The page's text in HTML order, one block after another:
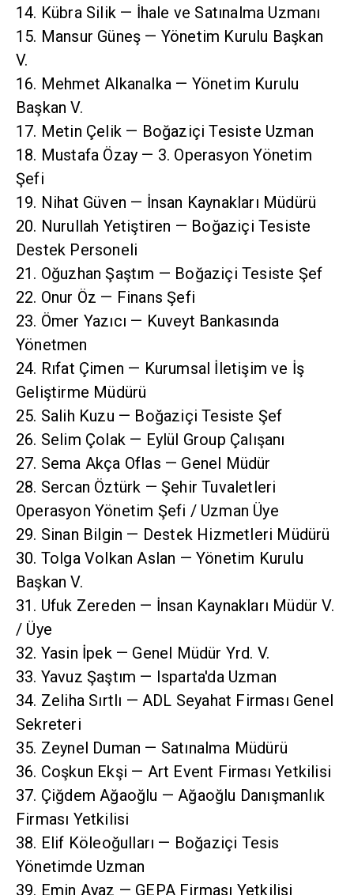
14. Kübra Silik — İhale ve Satınalma Uzmanı
15. Mansur Güneş — Yönetim Kurulu Başkan
V.
16. Mehmet Alkanalka — Yönetim Kurulu
Başkan V.
17. Metin Çelik — Boğaziçi Tesiste Uzman
18. Mustafa Özay — 3. Operasyon Yönetim
Şefi
19. Nihat Güven — İnsan Kaynakları Müdürü
20. Nurullah Yetiştiren — Boğaziçi Tesiste
Destek Personeli
21. Oğuzhan Şaştım — Boğaziçi Tesiste Şef
22. Onur Öz — Finans Şefi
23. Ömer Yazıcı — Kuveyt Bankasında
Yönetmen
24. Rıfat Çimen — Kurumsal İletişim ve İş
Geliştirme Müdürü
25. Salih Kuzu — Boğaziçi Tesiste Şef
26. Selim Çolak — Eylül Group Çalışanı
27. Sema Akça Oflas — Genel Müdür
28. Sercan Öztürk — Şehir Tuvaletleri
Operasyon Yönetim Şefi / Uzman Üye
29. Sinan Bilgin — Destek Hizmetleri Müdürü
30. Tolga Volkan Aslan — Yönetim Kurulu
Başkan V.
31. Ufuk Zereden — İnsan Kaynakları Müdür V.
/ Üye
32. Yasin İpek — Genel Müdür Yrd. V.
33. Yavuz Şaştım — Isparta'da Uzman
34. Zeliha Sırtlı — ADL Seyahat Firması Genel
Sekreteri
35. Zeynel Duman — Satınalma Müdürü
36. Coşkun Ekşi — Art Event Firması Yetkilisi
37. Çiğdem Ağaoğlu — Ağaoğlu Danışmanlık
Firması Yetkilisi
38. Elif Köleoğulları — Boğaziçi Tesis
Yönetimde Uzman
39. Emin Ayaz — GEPA Firması Yetkilisi